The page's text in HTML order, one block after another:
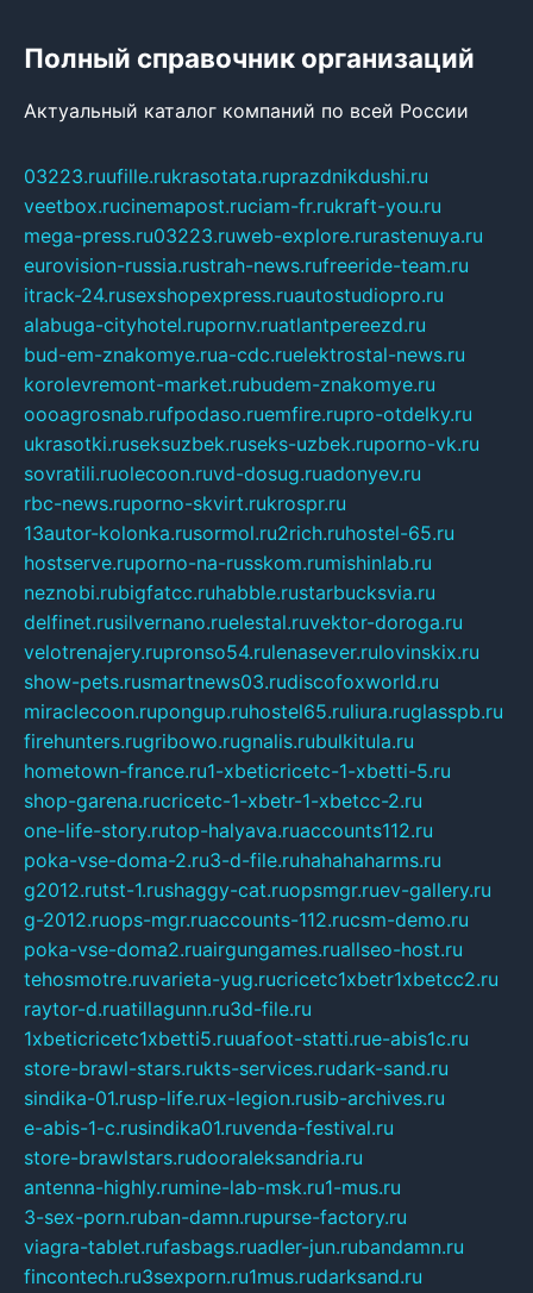
Полный справочник организаций
Актуальный каталог компаний по всей России
03223.ruufille.rukrasotata.ruprazdnikdushi.ru
veetbox.rucinemapost.ruciam-fr.rukraft-you.ru
mega-press.ru03223.ruweb-explore.rurastenuya.ru
eurovision-russia.rustrah-news.rufreeride-team.ru
itrack-24.rusexshopexpress.ruautostudiopro.ru
alabuga-cityhotel.rupornv.ruatlantpereezd.ru
bud-em-znakomye.rua-cdc.ruelektrostal-news.ru
korolevremont-market.rubudem-znakomye.ru
oooagrosnab.rufpodaso.ruemfire.rupro-otdelky.ru
ukrasotki.ruseksuzbek.ruseks-uzbek.ruporno-vk.ru
sovratili.ruolecoon.ruvd-dosug.ruadonyev.ru
rbc-news.ruporno-skvirt.rukrospr.ru
13autor-kolonka.rusormol.ru2rich.ruhostel-65.ru
hostserve.ruporno-na-russkom.rumishinlab.ru
neznobi.rubigfatcc.ruhabble.rustarbucksvia.ru
delfinet.rusilvernano.ruelestal.ruvektor-doroga.ru
velotrenajery.rupronso54.rulenasever.rulovinskix.ru
show-pets.rusmartnews03.rudiscofoxworld.ru
miraclecoon.rupongup.ruhostel65.ruliura.ruglasspb.ru
firehunters.rugribowo.rugnalis.rubulkitula.ru
hometown-france.ru1-xbeticricetc-1-xbetti-5.ru
shop-garena.rucricetc-1-xbetr-1-xbetcc-2.ru
one-life-story.rutop-halyava.ruaccounts112.ru
poka-vse-doma-2.ru3-d-file.ruhahahaharms.ru
g2012.rutst-1.rushaggy-cat.ruopsmgr.ruev-gallery.ru
g-2012.ruops-mgr.ruaccounts-112.rucsm-demo.ru
poka-vse-doma2.ruairgungames.ruallseo-host.ru
tehosmotre.ruvarieta-yug.rucricetc1xbetr1xbetcc2.ru
raytor-d.ruatillagunn.ru3d-file.ru
1xbeticricetc1xbetti5.ruuafoot-statti.rue-abis1c.ru
store-brawl-stars.rukts-services.rudark-sand.ru
sindika-01.rusp-life.rux-legion.rusib-archives.ru
e-abis-1-c.rusindika01.ruvenda-festival.ru
store-brawlstars.rudooraleksandria.ru
antenna-highly.rumine-lab-msk.ru1-mus.ru
3-sex-porn.ruban-damn.rupurse-factory.ru
viagra-tablet.rufasbags.ruadler-jun.rubandamn.ru
fincontech.ru3sexporn.ru1mus.rudarksand.ru